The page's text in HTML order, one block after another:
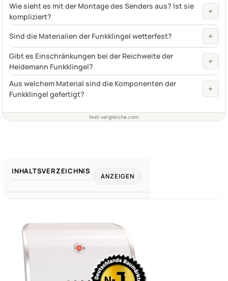
Wie sieht es mit der Montage des Senders aus? Ist sie
kompliziert?
+
Sind die Materialien der Funkklingel wetterfest? +
Gibt es Einschränkungen bei der Reichweite der
Heidemann Funkklingel?
+
Aus welchem Material sind die Komponenten der
Funkklingel gefertigt?
+
test-vergleiche.com
INHALTSVERZEICHNIS
ANZEIGEN